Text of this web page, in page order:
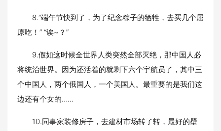
8.“端午节快到了，为了纪念粽子的牺牲，去买几个屈
原吃！” “诶~？”
9.假如这时候全世界人类突然全部灭绝，那中国人必
将统治世界。因为还活着的就剩下六个宇航员了，其中三
个中国人，两个俄国人，一个美国人。最重要的是我们这
边还有个女的……
10.同事家装修房子，去建材市场转了转，最好的壁